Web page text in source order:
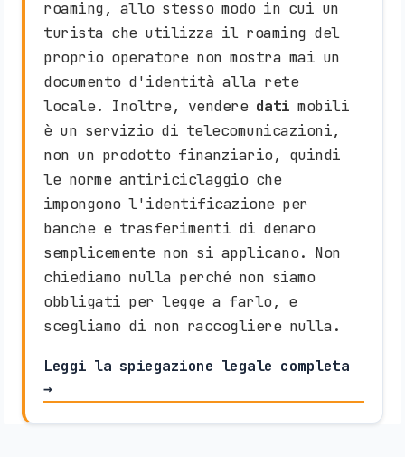
roaming, allo stesso modo in cui un
turista che utilizza il roaming del
proprio operatore non mostra mai un
documento d'identità alla rete
locale. Inoltre, vendere dati mobili
è un servizio di telecomunicazioni,
non un prodotto finanziario, quindi
le norme antiriciclaggio che
impongono l'identificazione per
banche e trasferimenti di denaro
semplicemente non si applicano. Non
chiediamo nulla perché non siamo
obbligati per legge a farlo, e
scegliamo di non raccogliere nulla.
Leggi la spiegazione legale completa
→